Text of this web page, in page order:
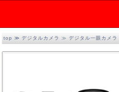
top ≫ デジタルカメラ ≫ デジタル一眼カメラ